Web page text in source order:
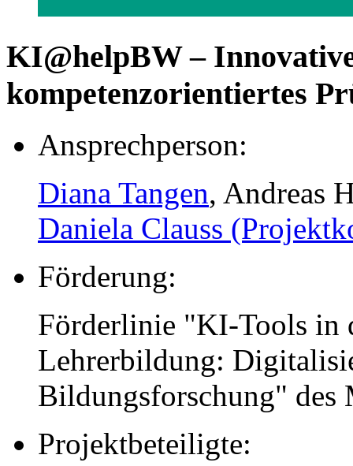
KI@helpBW –
kompetenzorientiertes
Ansprechperson:
Diana Tangen, Andreas
Daniela Clauss
Förderung:
Förderlinie "KI-Tools in
Lehrerbildung:
Bildungsforschung" des
Projektbeteiligte: